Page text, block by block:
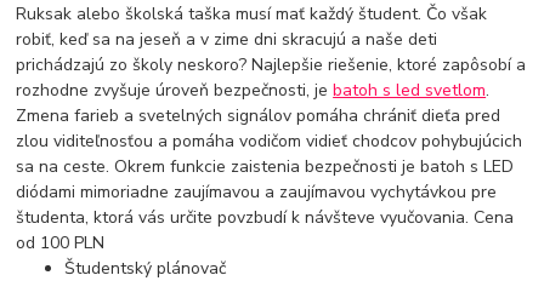
Ruksak alebo školská taška musí mať každý študent. Čo však
robiť, keď sa na jeseň a v zime dni skracujú a naše deti
prichádzajú zo školy neskoro? Najlepšie riešenie, ktoré zapôsobí a
rozhodne zvyšuje úroveň bezpečnosti, jebatoh s led svetlom.
Zmena farieb a svetelných signálov pomáha chrániť dieťa pred
zlou viditeľnosťou a pomáha vodičom vidieť chodcov pohybujúcich
sa na ceste. Okrem funkcie zaistenia bezpečnosti je batoh s LED
diódami mimoriadne zaujímavou a zaujímavou vychytávkou pre
študenta, ktorá vás určite povzbudí k návšteve vyučovania. Cena
od 100 PLN
Študentský plánovač